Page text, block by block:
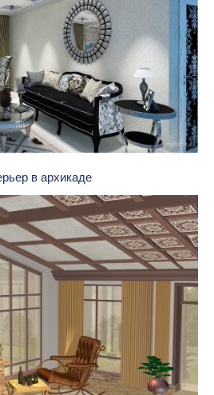
в архикаде